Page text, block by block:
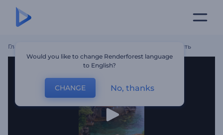
Главная Обзор Мест, Которые Стоит Посетить
Would you like to change Renderforest language
to English?
CHANGE No, thanks